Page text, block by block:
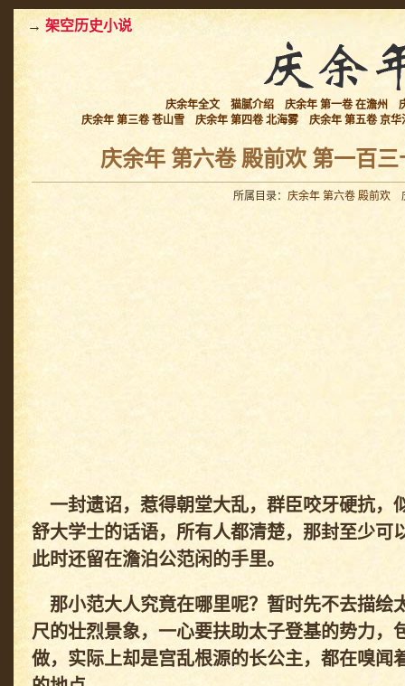
→ 架空历史小说
庆余年全文 猫腻介绍 庆余年 第一卷 在澹州
庆余年 第三卷 苍山雪
庆余年 第四卷 北海雾 庆余年 第五卷 京华
庆余年 第六卷 殿前欢 第一百
所属目录： 庆余年 第六卷 殿前欢
一封遗诏，惹得朝堂大乱，群臣咬牙硬抗，
舒大学士的话语，所有人都清楚，那封至少可
此时还留在澹泊公范闲的手里。
那小范大人究竟在哪里呢？暂时先不去描绘
尺的壮烈景象，一心要扶助太子登基的势力，
做，实际上却是宫乱根源的长公主，都在嗅闻